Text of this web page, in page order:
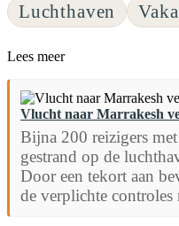
Luchthaven
Lees meer
Vlucht naar Marrakesh
Bijna 200 reizigers
gestrand op de
Door een tekort aan
de verplichte controles